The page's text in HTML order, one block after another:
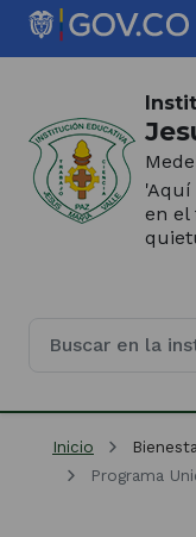
Saltar al contenido
(Este
una
nueva
pestaña)
'Aquí
en el
Inicio del contenido
Inicio
Programa